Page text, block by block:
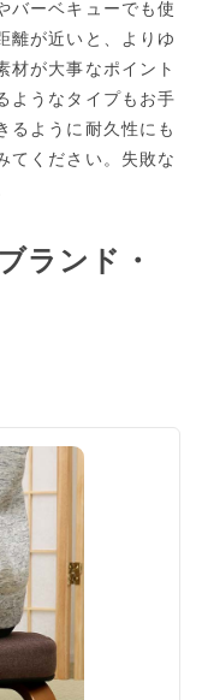
バーベキューでも使
離が近いと、よりゆ
材が大事なポイント
ようなタイプもお手
るように耐久性にも
てください。失敗な
ランド・